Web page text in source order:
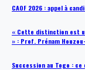
CAOF 2026 : appel à
« Cette distinction est
» : Prof. Prénam
Succession au Togo :